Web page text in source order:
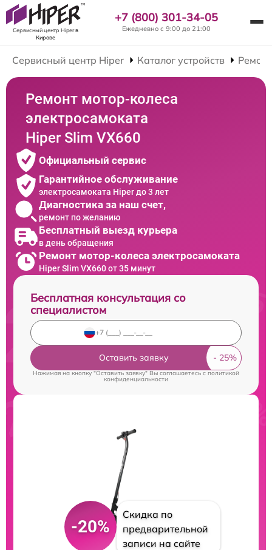
Сервисный центр Hiperв
Кирове
+7 (800) 301-34-05
Ежедневно с 9:00 до 21:00
Сервисный центр Hiper Каталог устройств
Ремонт мотор-колеса
электросамоката
Hiper Slim VX660
Официальный сервис
Гарантийное обслуживание
электросамоката Hiper до 3 лет
Диагностика за наш счет,
ремонт по желанию
Бесплатный выезд курьера
в день обращения
Ремонт мотор-колеса электросамоката
Hiper Slim VX660 от 35 минут
Бесплатная консультация со
специалистом
Оставить заявку
Нажимая на кнопку "Оставить заявку" Вы соглашаетесь cполитикой
конфиденциальности
-20%
Скидка по
предварительной
записи на сайте